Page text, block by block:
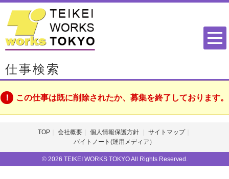
仕事検索
この仕事は既に削除されたか、募集を終了しております。
TOP 会社概要 個人情報保護方針
サイトマップ
バイトノート(運用メディア）
© 2026 TEIKEI WORKS TOKYO All Rights Reserved.